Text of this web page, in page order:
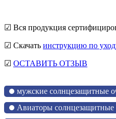
☑ Вся продукция
☑ Скачать инструкцию по
☑ ОСТАВИТЬ ОТЗЫВ
мужские солнцезащитные
Авиаторы солнцезащитные